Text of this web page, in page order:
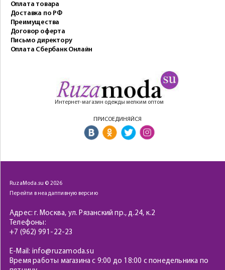
Оплата товара
Доставка по РФ
Преимущества
Договор оферта
Письмо директору
Оплата Сбербанк Онлайн
Интернет-магазин одежды мелким оптом
ПРИСОЕДИНЯЙСЯ
RuzaModa.su © 2026
Перейти в неадаптивную версию
Адрес: г. Москва, ул. Рязанский пр., д.24, к.2
Телефоны:
+7 (962) 991-22-23
E-Mail: info@ruzamoda.su
Время работы магазина с 9:00 до 18:00 с понедельника по